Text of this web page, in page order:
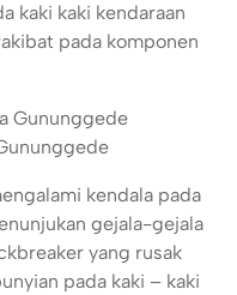
kaki kaki kendaraan
pada komponen
kendala pada
gejala-gejala
yang rusak
pada kaki – kaki